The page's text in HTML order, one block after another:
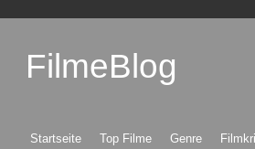
FilmeBlog
Zum Inhalt springen
Startseite Top Filme Genre